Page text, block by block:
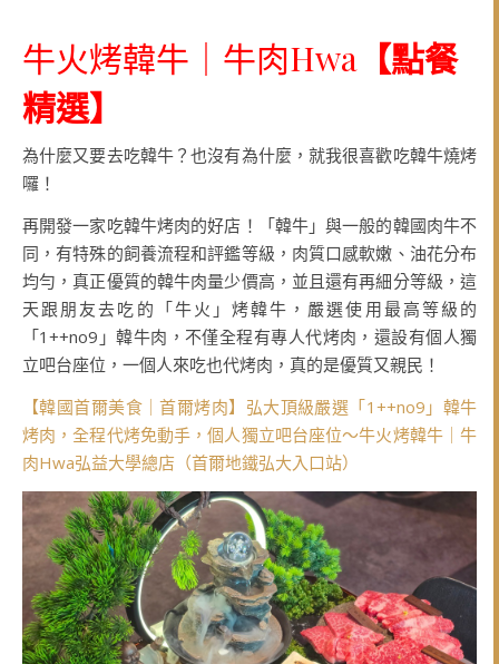
牛火烤韓牛｜牛肉Hwa 【點餐
精選】
為什麼又要去吃韓牛？也沒有為什麼，就我很喜歡吃韓牛燒烤
囉！
再開發一家吃韓牛烤肉的好店！「韓牛」與一般的韓國肉牛不
同，有特殊的飼養流程和評鑑等級，肉質口感軟嫩、油花分布
均勻，真正優質的韓牛肉量少價高，並且還有再細分等級，這
天跟朋友去吃的「牛火」烤韓牛，嚴選使用最高等級的
「1++no9」韓牛肉，不僅全程有專人代烤肉，還設有個人獨
立吧台座位，一個人來吃也代烤肉，真的是優質又親民！
【韓國首爾美食｜首爾烤肉】弘大頂級嚴選「1++no9」韓牛
烤肉，全程代烤免動手，個人獨立吧台座位～牛火烤韓牛｜牛
肉Hwa弘益大學總店（首爾地鐵弘大入口站）